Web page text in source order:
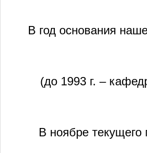
В год основания
(до 1993 г. –
В ноябре текущего